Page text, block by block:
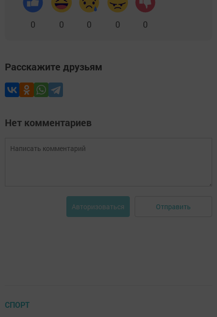
0 0 0 0 0
Расскажите друзьям
Нет комментариев
Авторизоваться Отправить
СПОРТ